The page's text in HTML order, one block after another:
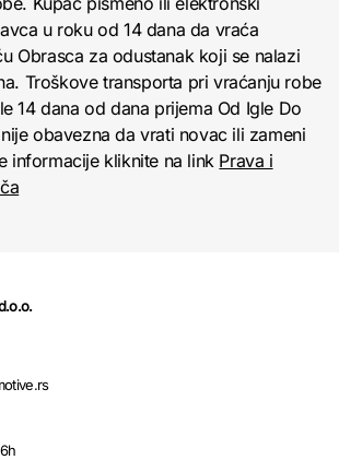
u roku od 14 dana da vraća
Obrasca za odustanak koji se nalazi
Troškove transporta pri vraćanju robe
14 dana od dana prijema Od Igle Do
obavezna da vrati novac ili zameni
informacije kliknite na link Prava i